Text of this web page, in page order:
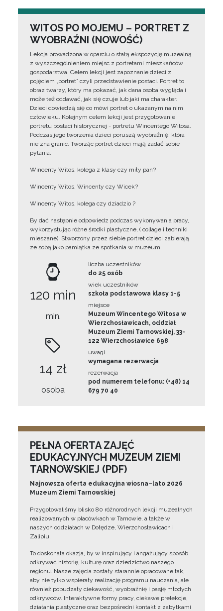
WITOS PO MOJEMU – PORTRET Z
WYOBRAŹNI (NOWOŚĆ)
Lekcja prowadzona w oparciu o stałą ekspozycję muzealną
z wyszczególnieniem miejsc z portretami mieszkańców
gospodarstwa. Celem lekcji jest zapoznanie dzieci z
pojęciem „portret” czyli przedstawienie postaci. Portret to
obraz twarzy, który ma pokazać, jak dana osoba wygląda i
może też oddawać, jak się czuje lub jaki ma charakter.
Dzieci dowiedzą się co mówi portret o ukazanym na nim
człowieku. Kolejnym celem lekcji jest przygotowanie
portretu postaci historycznej - portretu Wincentego Witosa.
Podczas jego tworzenia dzieci poruszą wyobraźnię, która
nie zna granic. Tworząc portret dzieci mają zadać sobie
pytania:
Wincenty Witos, kolega z klasy czy miły pan?
Wincenty Witos, Wincenty czy Wicek?
Wincenty Witos, kolega czy dziadzio ?
By dać następnie odpowiedz podczas wykonywania pracy,
wykorzystując różne środki plastyczne, ( collage i techniki
mieszane). Stworzony przez siebie portret dzieci zabierają
ze sobą jako pamiątka ze spotkania w muzeum.
120 min
min.
14 zł
osoba
liczba uczestników
do 25 osób
wiek uczestników
szkoła podstawowa klasy 1-5
miejsce
Muzeum Wincentego Witosa w
Wierzchosławicach, oddział
Muzeum Ziemi Tarnowskiej, 33-
122 Wierzchosławice 698
uwagi
wymagana rezerwacja
rezerwacja
pod numerem telefonu: (+48) 14
679 70 40
PEŁNA OFERTA ZAJĘĆ
EDUKACYJNYCH MUZEUM ZIEMI
TARNOWSKIEJ (PDF)
Najnowsza oferta edukacyjna wiosna–lato 2026
Muzeum Ziemi Tarnowskiej
Przygotowaliśmy blisko 80 różnorodnych lekcji muzealnych
realizowanych w placówkach w Tarnowie, a także w
naszych oddziałach w Dołędze, Wierzchosławicach i
Zalipiu.
To doskonała okazja, by w inspirujący i angażujący sposób
odkrywać historię, kulturę oraz dziedzictwo naszego
regionu. Nasze zajęcia zostały starannie opracowane tak,
aby nie tylko wspierały realizację programu nauczania, ale
również pobudzały ciekawość, wyobraźnię i pasję młodych
odkrywców. Interaktywne formy pracy, ciekawe prelekcje,
działania plastyczne oraz bezpośredni kontakt z zabytkami